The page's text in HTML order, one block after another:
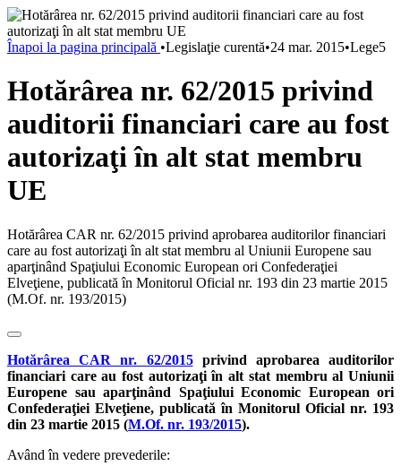
Înapoi la pagina principală •Legislaţie curentă•24 mar. 2015•Lege5
Hotărârea nr. 62/2015 privind
auditorii financiari care au fost
autorizaţi în alt stat membru
UE
Hotărârea CAR nr. 62/2015 privind aprobarea auditorilor financiari
care au fost autorizaţi în alt stat membru al Uniunii Europene sau
aparţinând Spaţiului Economic European ori Confederaţiei
Elveţiene, publicată în Monitorul Oficial nr. 193 din 23 martie 2015
(M.Of. nr. 193/2015)
Hotărârea CAR nr. 62/2015privind aprobarea auditorilor
financiari care au fost autorizaţi în alt stat membru al Uniunii
Europene sau aparţinând Spaţiului Economic European ori
Confederaţiei Elveţiene, publicată în Monitorul Oficial nr. 193
din 23 martie 2015 (M.Of. nr. 193/2015).
Având în vedere prevederile: